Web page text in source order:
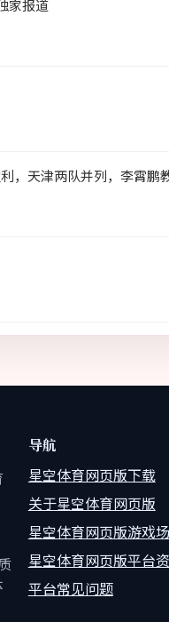
家报道
，天津两队并列，李霄鹏
导航
星空体育网页版下载
关于星空体育网页版
星空体育网页版游戏
星空体育网页版平台
平台常见问题